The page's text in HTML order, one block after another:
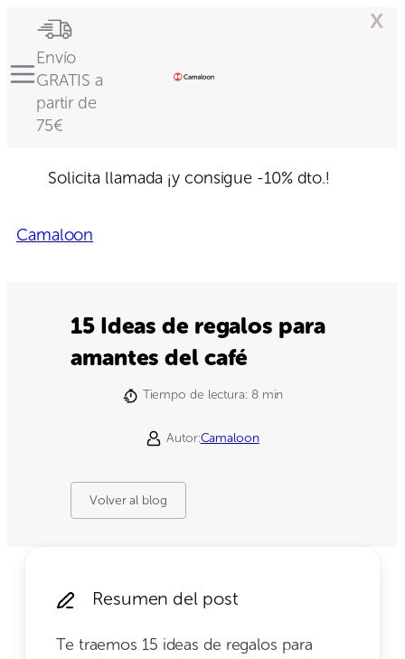
Envío
GRATIS a
partir de
75€
Solicita llamada ¡y consigue -10% dto.!
Camaloon
15 Ideas de regalos para
amantes del café
Tiempo de lectura: 8 min
Autor:Camaloon
Volver al blog
Resumen del post
Te traemos 15 ideas de regalos para
x